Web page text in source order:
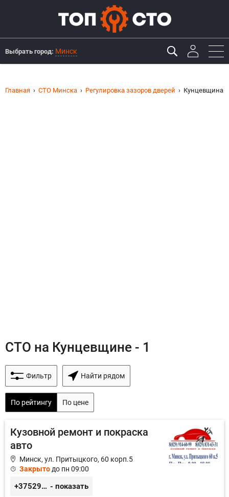
Выбрать город: Минск
Главная СТО Минска Регулировка зазоров дверей Кунцевщина
СТО на Кунцевщине - 1
Фильтр Найти рядом
По рейтингу По цене
Кузовной ремонт и покраска
авто
Минск, ул. Притыцкого, 60 корп.5
Закрыто до пн 09:00
+375298316331 - показать